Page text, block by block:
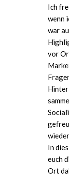
Ich
wenn
war
vor
In
euch
Ort